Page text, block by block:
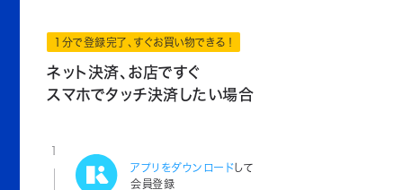
1分で登録完了、すぐお買い物できる！
ネット決済、お店ですぐ
スマホでタッチ決済したい場合
1
アプリをダウンロードして
会員登録